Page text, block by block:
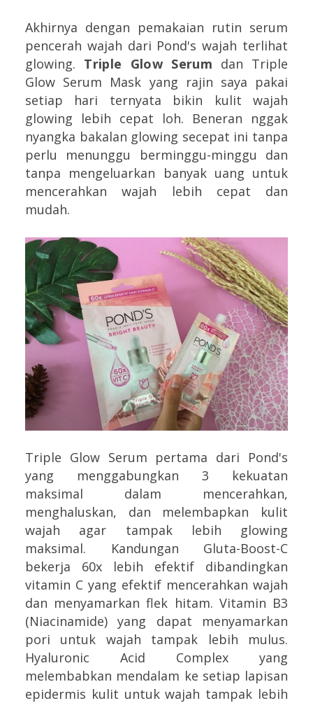
Akhirnya dengan pemakaian rutin serum
pencerah wajah dari Pond's wajah terlihat
glowing. Triple Glow Serum dan Triple
Glow Serum Mask yang rajin saya pakai
setiap hari ternyata bikin kulit wajah
glowing lebih cepat loh. Beneran nggak
nyangka bakalan glowing secepat ini tanpa
perlu menunggu berminggu-minggu dan
tanpa mengeluarkan banyak uang untuk
mencerahkan wajah lebih cepat dan
mudah.
Triple Glow Serum pertama dari Pond's
yang menggabungkan 3 kekuatan
maksimal dalam mencerahkan,
menghaluskan, dan melembapkan kulit
wajah agar tampak lebih glowing
maksimal. Kandungan Gluta-Boost-C
bekerja 60x lebih efektif dibandingkan
vitamin C yang efektif mencerahkan wajah
dan menyamarkan flek hitam. Vitamin B3
(Niacinamide) yang dapat menyamarkan
pori untuk wajah tampak lebih mulus.
Hyaluronic Acid Complex yang
melembabkan mendalam ke setiap lapisan
epidermis kulit untuk wajah tampak lebih